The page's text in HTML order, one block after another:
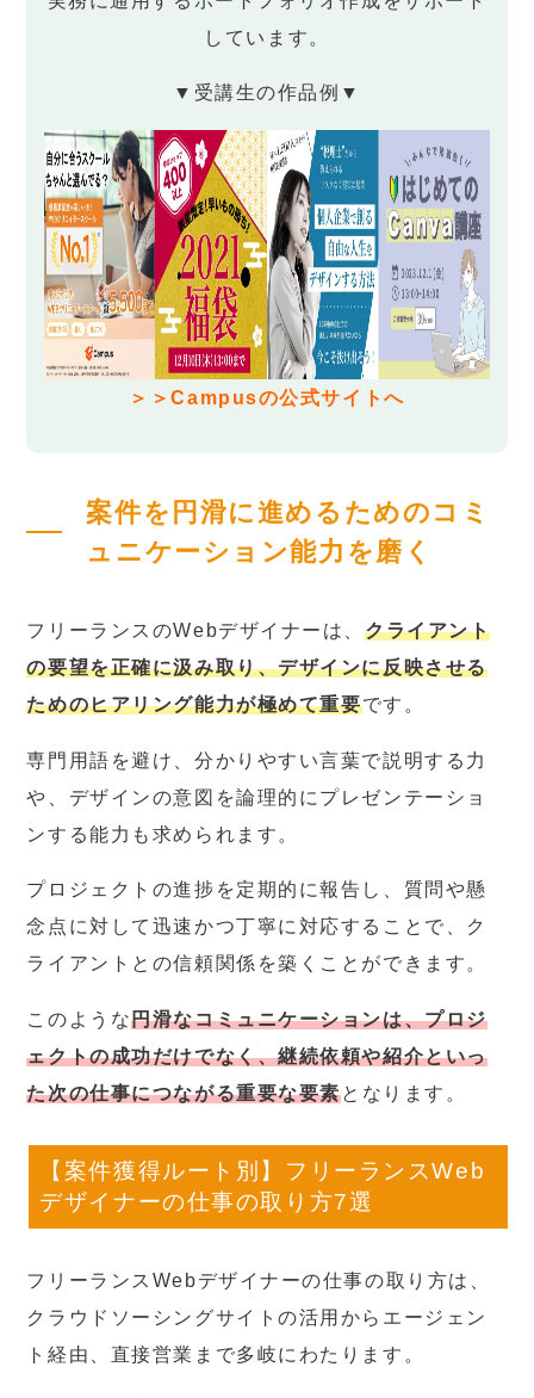
しています。
▼受講生の作品例▼
＞＞Campusの公式サイトへ
案件を円滑に進めるためのコミ
ュニケーション能力を磨く
フリーランスのWebデザイナーは、クライアント
の要望を正確に汲み取り、デザインに反映させる
ためのヒアリング能力が極めて重要です。
専門用語を避け、分かりやすい言葉で説明する力
や、デザインの意図を論理的にプレゼンテーショ
ンする能力も求められます。
プロジェクトの進捗を定期的に報告し、質問や懸
念点に対して迅速かつ丁寧に対応することで、ク
ライアントとの信頼関係を築くことができます。
このような円滑なコミュニケーションは、プロジ
ェクトの成功だけでなく、継続依頼や紹介といっ
た次の仕事につながる重要な要素となります。
【案件獲得ルート別】フリーランスWeb
デザイナーの仕事の取り方7選
フリーランスWebデザイナーの仕事の取り方は、
クラウドソーシングサイトの活用からエージェン
ト経由、直接営業まで多岐にわたります。